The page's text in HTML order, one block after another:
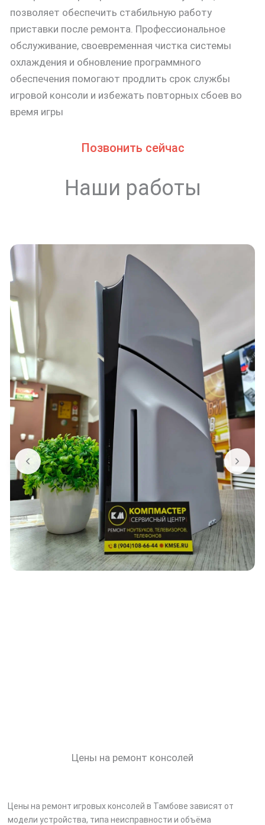
позволяет обеспечить стабильную работу
приставки после ремонта. Профессиональное
обслуживание, своевременная чистка системы
охлаждения и обновление программного
обеспечения помогают продлить срок службы
игровой консоли и избежать повторных сбоев во
время игры
Позвонить сейчас
Наши работы
Цены на ремонт консолей
Цены на ремонт игровых консолей в Тамбове зависят от
модели устройства, типа неисправности и объёма